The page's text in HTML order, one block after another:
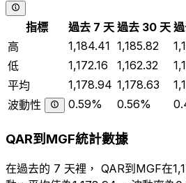
指標 過去 7 天 過去 30 天
高
1,184.41 1,185.82
低
1,172.16 1,162.32
平均
1,178.94 1,178.63
波動性
0.59% 0.56%
QAR到MGF統計數據
在過去的 7 天裡， QAR到MGF在